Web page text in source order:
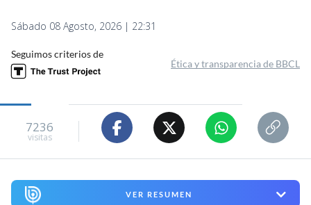
Sábado 08 Agosto, 2026 | 22:31
Seguimos criterios de
Ética y transparencia de BBCL
7236
visitas
VER RESUMEN